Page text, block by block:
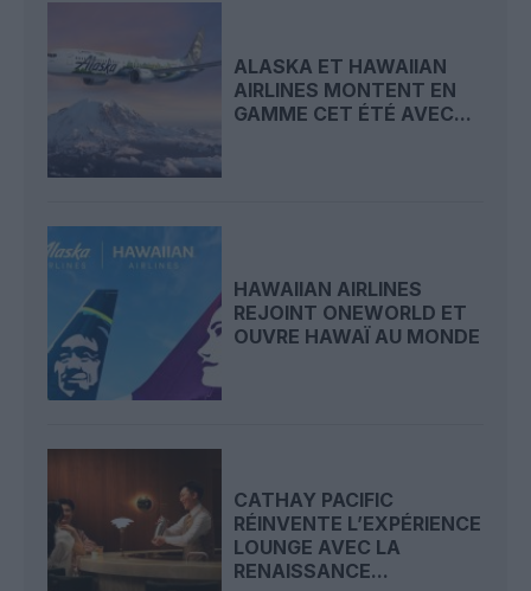
ALASKA ET HAWAIIAN
AIRLINES MONTENT EN
GAMME CET ÉTÉ AVEC...
HAWAIIAN AIRLINES
REJOINT ONEWORLD ET
OUVRE HAWAÏ AU MONDE
CATHAY PACIFIC
RÉINVENTE L’EXPÉRIENCE
LOUNGE AVEC LA
RENAISSANCE...